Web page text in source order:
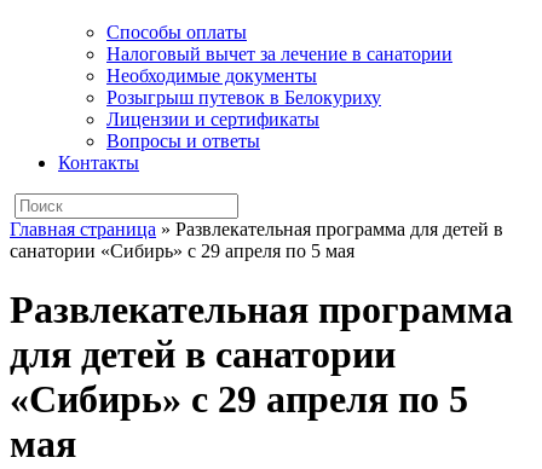
Способы оплаты
Налоговый вычет за лечение в санатории
Необходимые документы
Розыгрыш путевок в Белокуриху
Лицензии и сертификаты
Вопросы и ответы
Контакты
Главная страница » Развлекательная программа для детей в
санатории «Сибирь» с 29 апреля по 5 мая
Развлекательная программа
для детей в санатории
«Сибирь» с 29 апреля по 5
мая